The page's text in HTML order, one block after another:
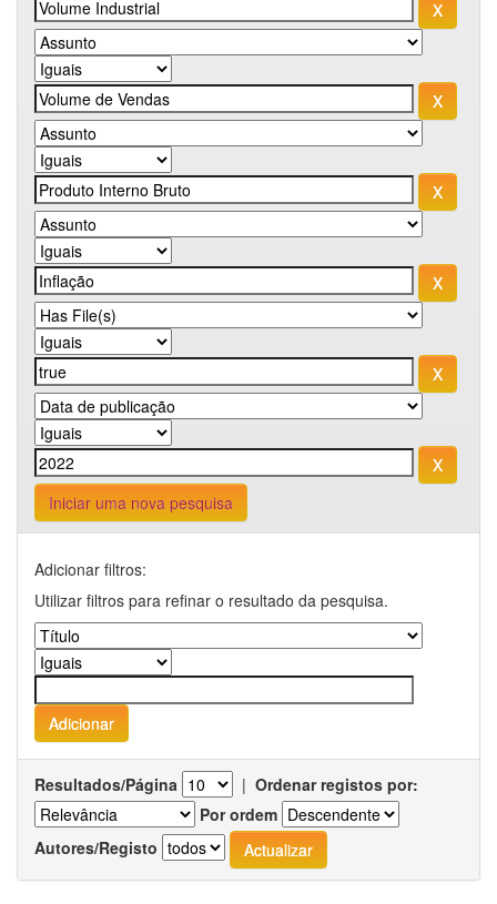
Iniciar uma nova pesquisa
Adicionar filtros:
Utilizar filtros para refinar o resultado da pesquisa.
Resultados/Página | Ordenar registos por:
Por ordem
Autores/Registo